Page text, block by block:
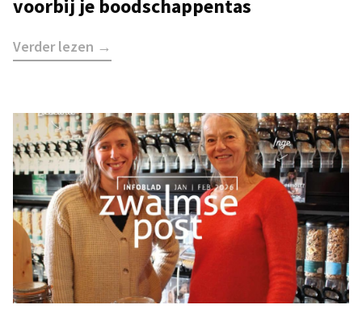
voorbij je boodschappentas
Verder lezen →